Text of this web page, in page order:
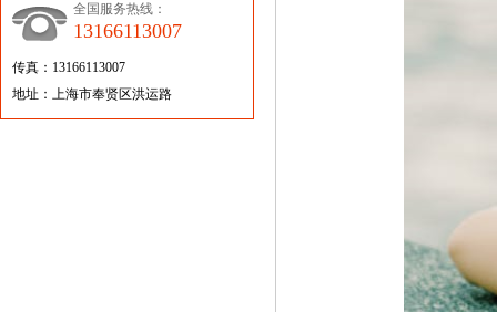
全国服务热线：
13166113007
传真：13166113007
地址：上海市奉贤区洪运路